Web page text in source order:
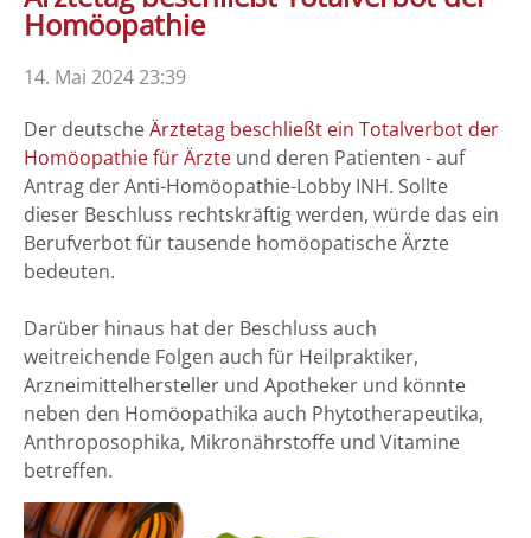
Homöopathie
14. Mai 2024 23:39
Der deutscheÄrztetag beschließt ein Totalverbot der
Homöopathie für Ärzte und deren Patienten - auf
Antrag der Anti-Homöopathie-Lobby INH. Sollte
dieser Beschluss rechtskräftig werden, würde das ein
Berufverbot für tausende homöopatische Ärzte
bedeuten.
Darüber hinaus hat der Beschluss auch
weitreichende Folgen auch für Heilpraktiker,
Arzneimittelhersteller und Apotheker und könnte
neben den Homöopathika auch Phytotherapeutika,
Anthroposophika, Mikronährstoffe und Vitamine
betreffen.